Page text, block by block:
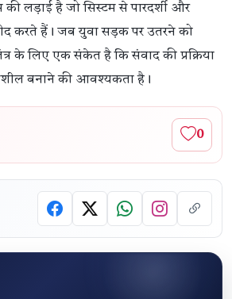
लड़ाई है जो सिस्टम से पारदर्शी और
करते हैं। जब युवा सड़क पर उतरने को
के लिए एक संकेत है कि संवाद की प्रक्रिया
बनाने की आवश्यकता है।
0